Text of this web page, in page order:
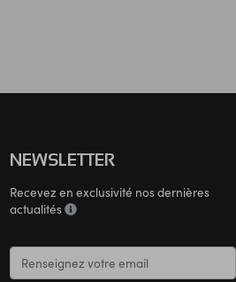
NEWSLETTER
Recevez en exclusivité nos dernières
actualités